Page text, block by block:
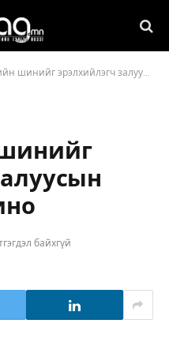
эрэлхийлэгч залуусын заавал үзэх кино
байхгүй